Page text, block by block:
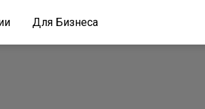
Для Бизнеса